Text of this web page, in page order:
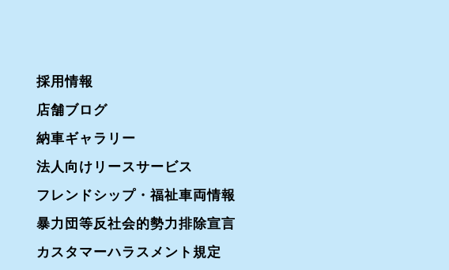
採用情報
店舗ブログ
納車ギャラリー
法人向けリースサービス
フレンドシップ・福祉車両情報
暴力団等反社会的勢力排除宣言
カスタマーハラスメント規定